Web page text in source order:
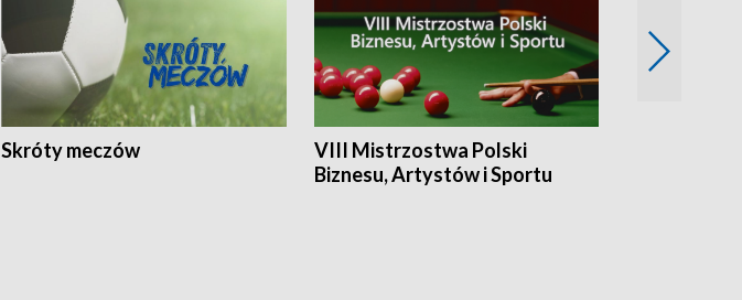
Skróty meczów
VIII Mistrzostwa Polski
Biznesu, Artystów i Sportu